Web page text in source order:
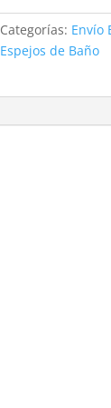
Categorías: Envío
Espejos de Baño